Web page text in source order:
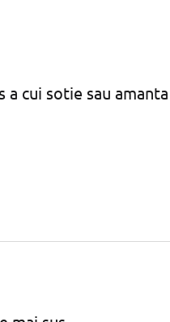
a cui sotie sau